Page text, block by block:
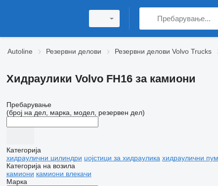
Autoline Резервни делови Резервни делови Volvo Trucks
Хидраулики Volvo FH16 за камиони
Пребарување
(број на дел, марка, модел, резервен дел)
Категорија
хидраулични цилиндри џојстици за хидраулика хидраулични
Категорија на возила
камиони камиони влекачи
Марка